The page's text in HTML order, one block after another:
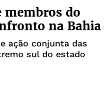
membros do
na Bahia
ação conjunta das
sul do estado